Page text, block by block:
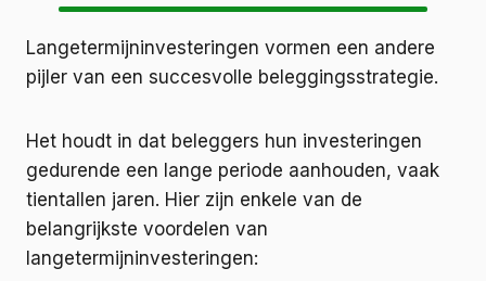
Langetermijninvesteringen vormen een andere
pijler van een succesvolle beleggingsstrategie.
Het houdt in dat beleggers hun investeringen
gedurende een lange periode aanhouden, vaak
tientallen jaren. Hier zijn enkele van de
belangrijkste voordelen van
langetermijninvesteringen: